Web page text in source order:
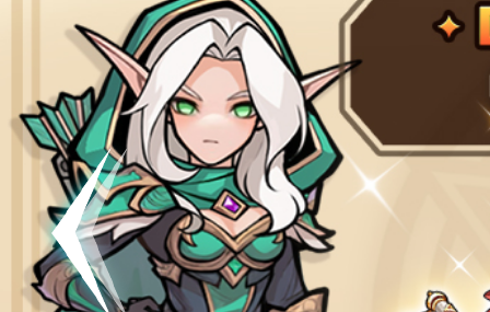
공지 [킹방
공지 [킹방
이벤트
[갤럭